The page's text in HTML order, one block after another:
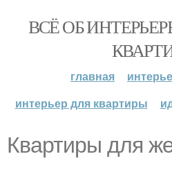
ВСЁ ОБ
главная
интерьер для квартиры
Квартиры для